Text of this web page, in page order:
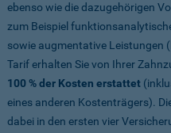
ebenso wie die dazugehörigen
zum Beispiel
sowie augmentative Leistungen
Tarif erhalten Sie von Ihrer
100 % der Kosten erstattet
eines anderen Kostenträgers).
dabei in den ersten vier